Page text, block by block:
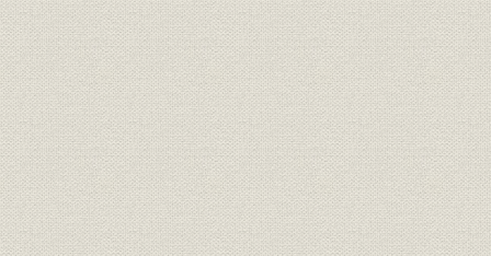
操縦系統、燃料系統など新規分野への進出
脚生産設備の拡充と航空機用熱交換器の採用増加
第3節 国内産業の成長と熱交換器市場発掘
LNG気化装置へ進出
変圧器用オイルクーラー
低温工業用大型熱交換器の輸出